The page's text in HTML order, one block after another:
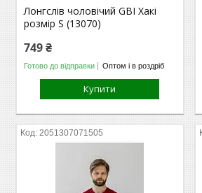
Лонгслів чоловічий GBI Хакі
розмір S (13070)
749 ₴
Готово до відправки Оптом і в роздріб
Купити
2051307071505